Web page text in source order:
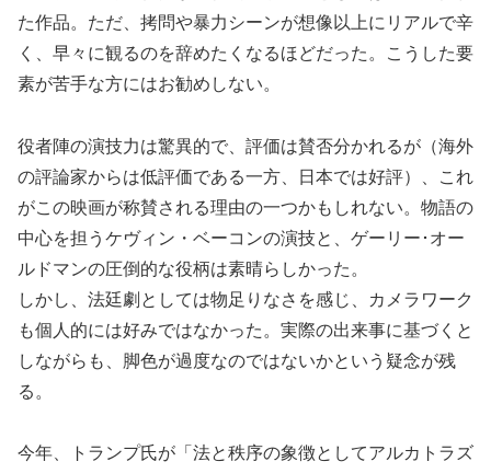
た作品。ただ、拷問や暴力シーンが想像以上にリアルで辛
く、早々に観るのを辞めたくなるほどだった。こうした要
素が苦手な方にはお勧めしない。
役者陣の演技力は驚異的で、評価は賛否分かれるが（海外
の評論家からは低評価である一方、日本では好評）、これ
がこの映画が称賛される理由の一つかもしれない。物語の
中心を担うケヴィン・ベーコンの演技と、ゲーリー･オー
ルドマンの圧倒的な役柄は素晴らしかった。
しかし、法廷劇としては物足りなさを感じ、カメラワーク
も個人的には好みではなかった。実際の出来事に基づくと
しながらも、脚色が過度なのではないかという疑念が残
る。
今年、トランプ氏が「法と秩序の象徴としてアルカトラズ